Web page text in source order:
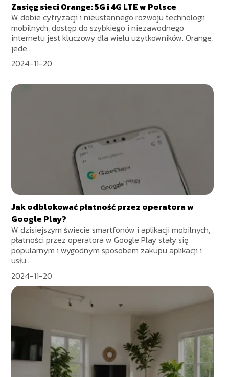
Zasięg sieci Orange: 5G i 4G LTE w Polsce
W dobie cyfryzacji i nieustannego rozwoju technologii
mobilnych, dostęp do szybkiego i niezawodnego
internetu jest kluczowy dla wielu użytkowników. Orange,
jede...
2024-11-20
Jak odblokować płatność przez operatora w
Google Play?
W dzisiejszym świecie smartfonów i aplikacji mobilnych,
płatności przez operatora w Google Play stały się
popularnym i wygodnym sposobem zakupu aplikacji i
usłu...
2024-11-20